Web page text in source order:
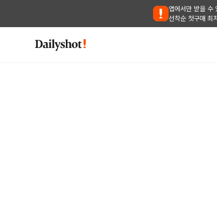
앱에서만 받을 수
선착순 첫구매 최